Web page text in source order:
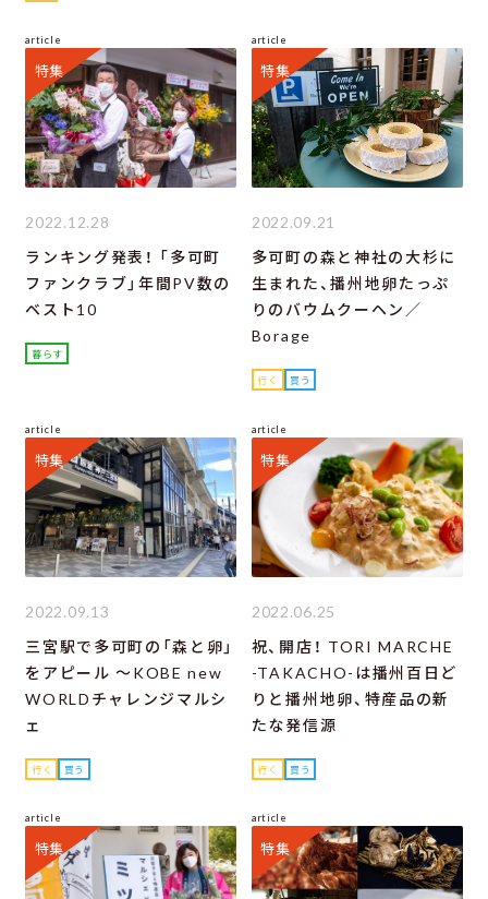
article
特集
2022.12.28
ランキング発表！ 「多可町
ファンクラブ」年間PV数の
ベスト10
暮らす
article
特集
2022.09.21
多可町の森と神社の大杉に
生まれた、播州地卵たっぷ
りのバウムクーヘン／
Borage
行く 買う
article
特集
2022.09.13
三宮駅で多可町の「森と卵」
をアピール ～KOBE new
WORLDチャレンジマルシ
ェ
行く 買う
article
特集
2022.06.25
祝、開店！ TORI MARCHE
-TAKACHO-は播州百日ど
りと播州地卵、特産品の新
たな発信源
行く 買う
article
特集
article
特集